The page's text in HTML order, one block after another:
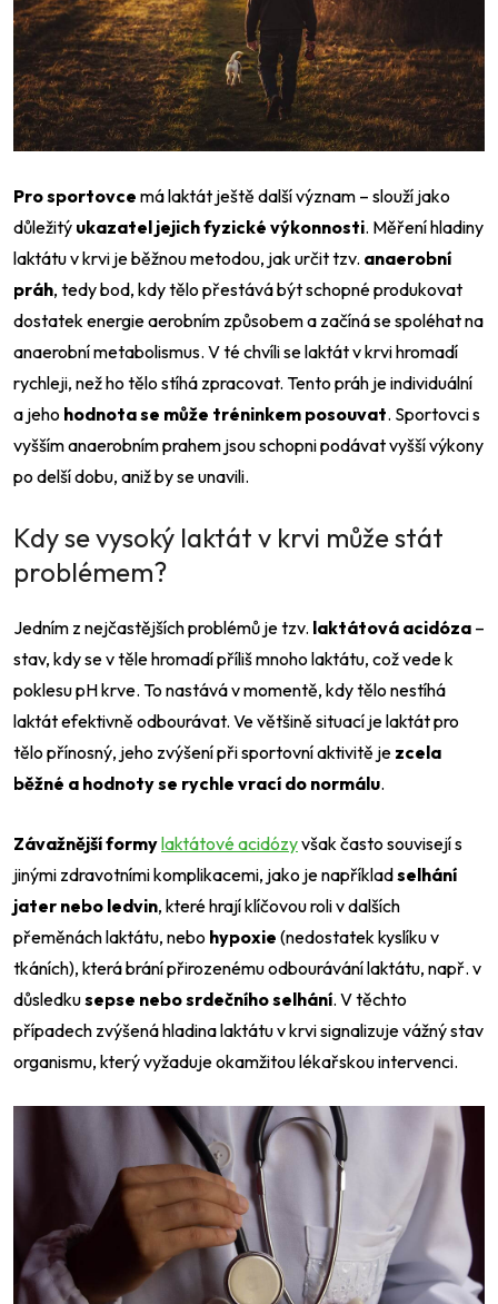
Pro sportovce má laktát ještě další význam – slouží jako
důležitý ukazatel jejich fyzické výkonnosti. Měření hladiny
laktátu v krvi je běžnou metodou, jak určit tzv. anaerobní
práh, tedy bod, kdy tělo přestává být schopné produkovat
dostatek energie aerobním způsobem a začíná se spoléhat na
anaerobní metabolismus. V té chvíli se laktát v krvi hromadí
rychleji, než ho tělo stíhá zpracovat. Tento práh je individuální
a jeho hodnota se může tréninkem posouvat. Sportovci s
vyšším anaerobním prahem jsou schopni podávat vyšší výkony
po delší dobu, aniž by se unavili.
Kdy se vysoký laktát v krvi může stát
problémem?
Jedním z nejčastějších problémů je tzv. laktátová acidóza –
stav, kdy se v těle hromadí příliš mnoho laktátu, což vede k
poklesu pH krve. To nastává v momentě, kdy tělo nestíhá
laktát efektivně odbourávat. Ve většině situací je laktát pro
tělo přínosný, jeho zvýšení při sportovní aktivitě je zcela
běžné a hodnoty se rychle vrací do normálu.
Závažnější formylaktátové acidózyvšak často souvisejí s
jinými zdravotními komplikacemi, jako je napříkladselhání
jater nebo ledvin, které hrají klíčovou roli v dalších
přeměnách laktátu, nebo hypoxie (nedostatek kyslíku v
tkáních), která brání přirozenému odbourávání laktátu, např. v
důsledkusepse nebo srdečního selhání. V těchto
případech zvýšená hladina laktátu v krvi signalizuje vážný stav
organismu, který vyžaduje okamžitou lékařskou intervenci.